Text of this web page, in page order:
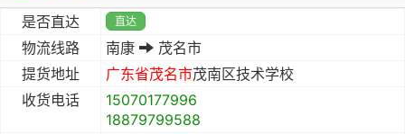
是否直达 直达
物流线路 南康
茂名市
提货地址
广东省茂名市茂南区技术学校
收货电话
15070177996
18879799588